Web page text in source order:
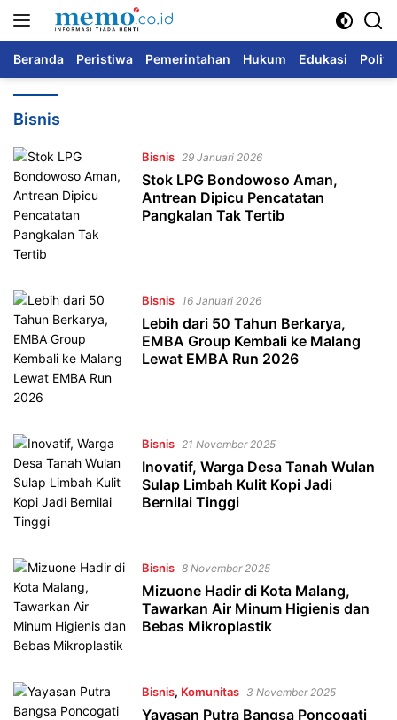
Beranda Peristiwa Pemerintahan Hukum Edukasi Politik
Bisnis
Bisnis 29 Januari 2026
Stok LPG Bondowoso Aman,
Antrean Dipicu Pencatatan
Pangkalan Tak Tertib
Bisnis 16 Januari 2026
Lebih dari 50 Tahun Berkarya,
EMBA Group Kembali ke Malang
Lewat EMBA Run 2026
Bisnis 21 November 2025
Inovatif, Warga Desa Tanah Wulan
Sulap Limbah Kulit Kopi Jadi
Bernilai Tinggi
Bisnis 8 November 2025
Mizuone Hadir di Kota Malang,
Tawarkan Air Minum Higienis dan
Bebas Mikroplastik
Bisnis, Komunitas 3 November 2025
Yayasan Putra Bangsa Poncogati